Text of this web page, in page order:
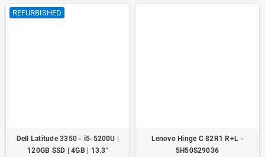
REFURBISHED
Dell Latitude 3350 - i5-5200U |
120GB SSD | 4GB | 13.3"
Lenovo Hinge C 82R1 R+L -
5H50S29036